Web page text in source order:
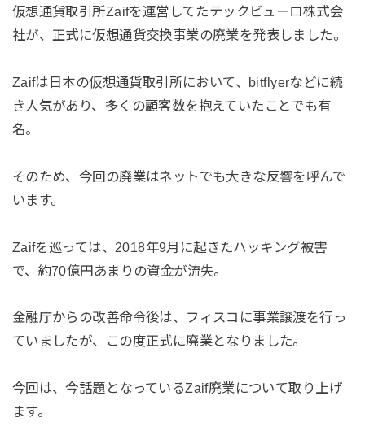
仮想通貨取引所Zaifを運営してたテックビューロ株式会
社が、正式に仮想通貨交換事業の廃業を発表しました。
Zaifは日本の仮想通貨取引所において、bitflyerなどに続
き人気があり、多くの顧客数を抱えていたことでも有
名。
そのため、今回の廃業はネットでも大きな反響を呼んで
います。
Zaifを巡っては、2018年9月に起きたハッキング被害
で、約70億円あまりの資金が流失。
金融庁からの改善命令後は、フィスコに事業譲渡を行っ
ていましたが、この度正式に廃業となりました。
今回は、今話題となっているZaif廃業について取り上げ
ます。